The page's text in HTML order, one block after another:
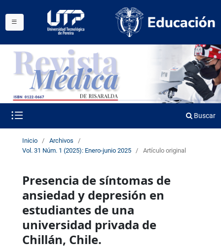
Buscar
Inicio / Archivos
/
Vol. 31 Núm. 1 (2025): Enero-junio 2025
/ Artículo original
Presencia de síntomas de
ansiedad y depresión en
estudiantes de una
universidad privada de
Chillán, Chile.